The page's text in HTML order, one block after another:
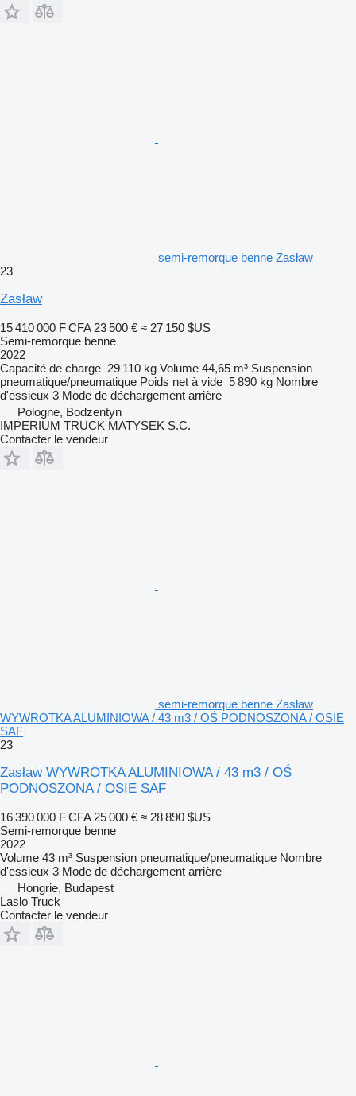
semi-remorque benne Zasław
23
Zasław
15 410 000 F CFA 23 500 € ≈ 27 150 $US
Semi-remorque benne
2022
Capacité de charge 29 110 kg Volume 44,65 m³ Suspension
pneumatique/pneumatique Poids net à vide 5 890 kg Nombre
d'essieux 3 Mode de déchargement arrière
Pologne, Bodzentyn
IMPERIUM TRUCK MATYSEK S.C.
Contacter le vendeur
semi-remorque benne Zasław
WYWROTKA ALUMINIOWA / 43 m3 / OŚ PODNOSZONA / OSIE
SAF
23
Zasław WYWROTKA ALUMINIOWA / 43 m3 / OŚ
PODNOSZONA / OSIE SAF
16 390 000 F CFA 25 000 € ≈ 28 890 $US
Semi-remorque benne
2022
Volume 43 m³ Suspension pneumatique/pneumatique Nombre
d'essieux 3 Mode de déchargement arrière
Hongrie, Budapest
Laslo Truck
Contacter le vendeur